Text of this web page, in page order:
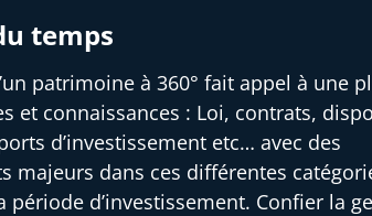
temps
patrimoine à 360° fait appel à une
et connaissances : Loi, contrats,
d’investissement etc… avec des
majeurs dans ces différentes
période d’investissement. Confier la